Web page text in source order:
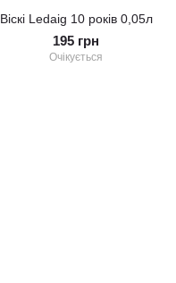
Віскі Ledaig 10 років 0,05л
195 грн
Очікується